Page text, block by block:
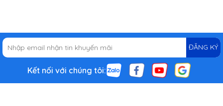
ĐĂNG KÝ
Kết nối với chúng tôi: